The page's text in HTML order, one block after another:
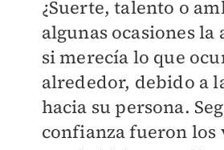
¿Suerte, talento o
algunas ocasiones
si merecía lo que
alrededor, debido a
hacia su persona.
confianza fueron los